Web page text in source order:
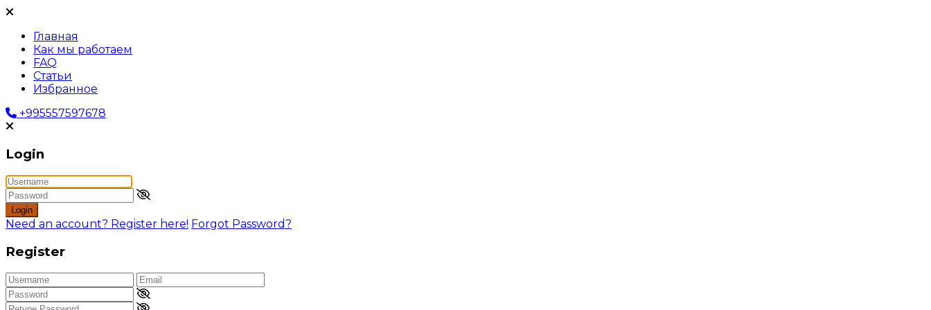
Главная
Как мы работаем
FAQ
Статьи
Избранное
+995557597678
Login
Login
Need an account? Register here! Forgot Password?
Register